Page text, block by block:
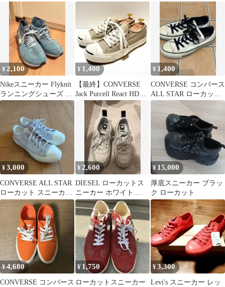
傷汚れなし 27.5cm
¥ 2,100
Nikeスニーカー Flyknit
ランニングシューズ 軽
量
¥ 1,400
【最終】CONVERSE
Jack Purcell React HD
24.5
¥ 1,400
CONVERSE コンバース
ALL STAR ローカット
白×黒
¥3,000
CONVERSE ALL STAR
ローカット スニーカー
24cm
¥2,600
DIESEL ローカットス
ニーカー ホワイト
28cm
¥ 15,000
厚底スニーカー ブラッ
ク ローカット
¥4,680
CONVERSE コンバース
¥ 1,750
ローカットスニーカー
¥3,300
Levi's スニーカー レッ